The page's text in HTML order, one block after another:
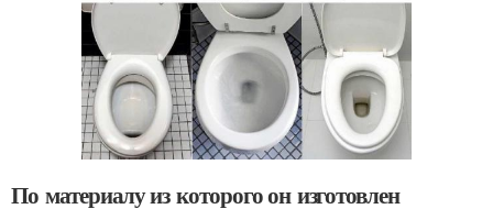
По материалу из которого он изготовлен